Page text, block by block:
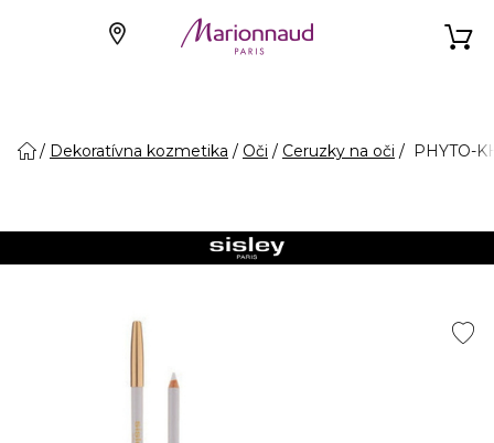
Dekoratívna kozmetika Oči Ceruzky na oči PHYTO-